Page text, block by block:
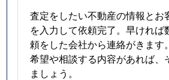
査定をしたい不動産の情報とお
を入力して依頼完了。早ければ
頼をした会社から連絡がきます。
希望や相談する内容があれば、
ましょう。